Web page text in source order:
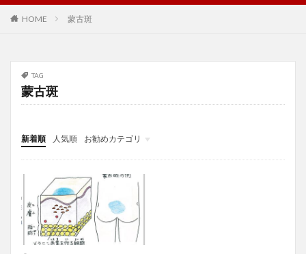
HOME 蒙古斑
TAG
蒙古斑
新着順 人気順
お勧めカテゴリ
投稿
学び
マンガ
電子書籍